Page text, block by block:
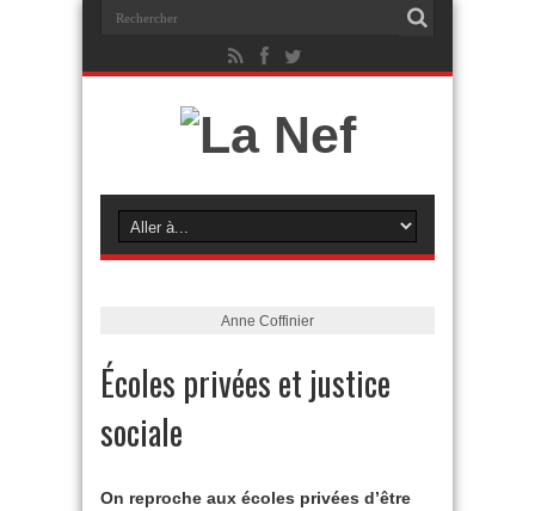
Anne Coffinier
Écoles privées et justice
sociale
On reproche aux écoles privées d’être